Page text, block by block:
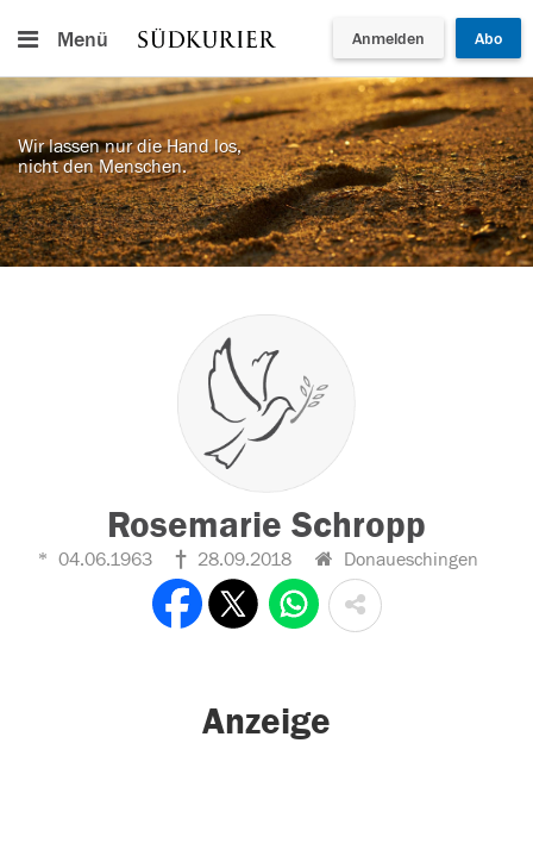
Menü Anmelden Abo
Wir lassen nur die Hand los,
nicht den Menschen.
Rosemarie Schropp
04.06.1963 28.09.2018 Donaueschingen
Anzeige